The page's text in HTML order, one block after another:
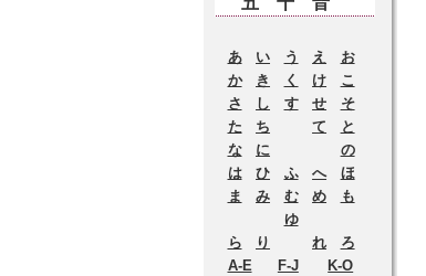
あ い う え
お
か
き く け
こ
さ
し す せ
そ
た
ち て
と
な
に
の
は
ひ ふ へ
ほ
ま
み む め
も
ゆ
ら
り れ
ろ
A-E
F-J
K-O